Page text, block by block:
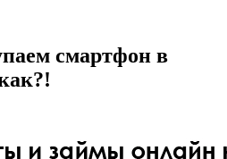
смартфон в